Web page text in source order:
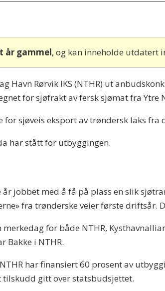
år gammel, og kan inneholde utdatert
Havn Rørvik IKS (NTHR) ut
for sjøfrakt av fersk sjømat fra Ytre
sjøveis eksport av trøndersk laks fra
har stått for utbyggingen.
år jobbet med å få på plass en slik
fra trønderske veier første driftsår.
merkedag for både NTHR,
Bakke i NTHR.
har finansiert 60 prosent av
tilskudd gitt over statsbudsjettet.